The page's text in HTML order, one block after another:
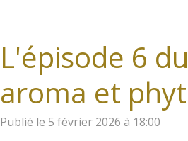
L'épisode 6
aroma et
Publié le 5 février 2026 à 18:00